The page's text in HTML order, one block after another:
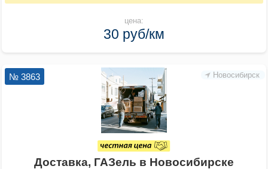
цена:
30 руб/км
Новосибирск
№ 3863
Доставка, ГАЗель в Новосибирске